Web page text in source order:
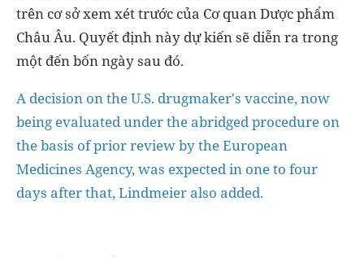
trên cơ sở xem xét trước của Cơ quan Dược phẩm
Châu Âu. Quyết định này dự kiến sẽ diễn ra trong
một đến bốn ngày sau đó.
A decision on the U.S. drugmaker's vaccine, now
being evaluated under the abridged procedure on
the basis of prior review by the European
Medicines Agency, was expected in one to four
days after that, Lindmeier also added.